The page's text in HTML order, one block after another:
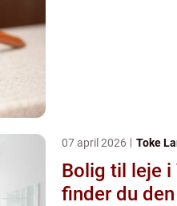
07 april 2026 Toke
Bolig til leje i
finder du